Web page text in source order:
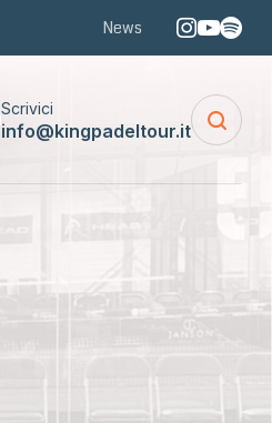
News
Scrivici
info@kingpadeltour.it